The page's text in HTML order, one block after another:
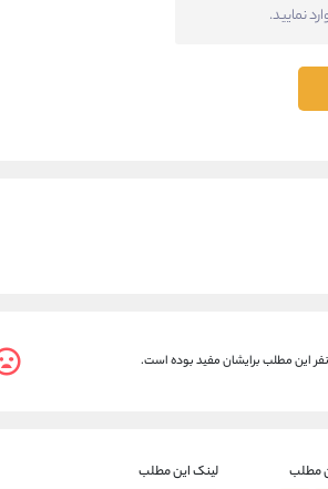
نفر این مطلب برایشان مفید بوده است.
مطلب لینک این مطلب